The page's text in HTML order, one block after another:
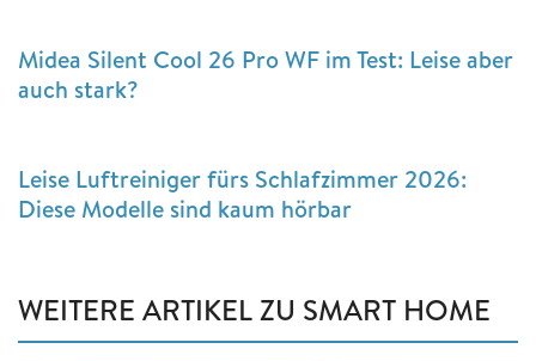
Midea Silent Cool 26 Pro WF im Test: Leise aber
auch stark?
Leise Luftreiniger fürs Schlafzimmer 2026:
Diese Modelle sind kaum hörbar
WEITERE ARTIKEL ZU SMART HOME